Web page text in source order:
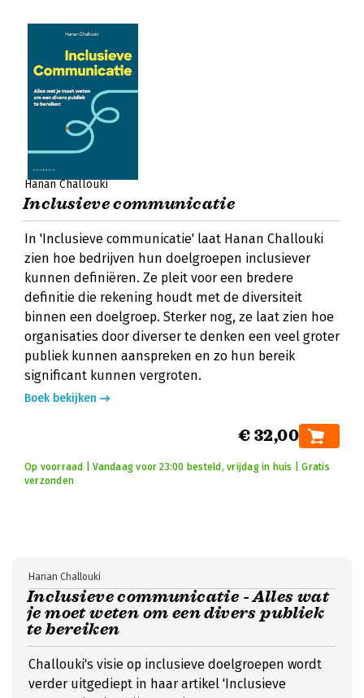
Hanan Challouki
Inclusieve communicatie
In 'Inclusieve communicatie' laat Hanan Challouki
zien hoe bedrijven hun doelgroepen inclusiever
kunnen definiëren. Ze pleit voor een bredere
definitie die rekening houdt met de diversiteit
binnen een doelgroep. Sterker nog, ze laat zien hoe
organisaties door diverser te denken een veel groter
publiek kunnen aanspreken en zo hun bereik
significant kunnen vergroten.
Boek bekijken
€ 32,00
Op voorraad | Vandaag voor 23:00 besteld, vrijdag in huis | Gratis
verzonden
Inclusieve communicatie - Alles wat
je moet weten om een divers publiek
te bereiken
Hanan Challouki
Challouki's visie op inclusieve doelgroepen wordt
verder uitgediept in haar artikel 'Inclusieve